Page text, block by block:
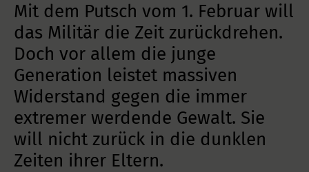
Mit dem Putsch vom 1. Februar will
das Militär die Zeit zurückdrehen.
Doch vor allem die junge
Generation leistet massiven
Widerstand gegen die immer
extremer werdende Gewalt. Sie
will nicht zurück in die dunklen
Zeiten ihrer Eltern.